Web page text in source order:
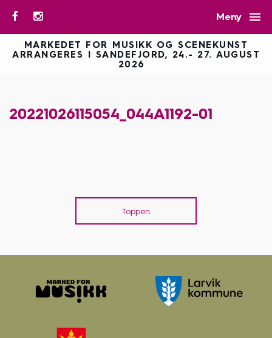
Meny 
MARKEDET FOR MUSIKK OG SCENEKUNST
ARRANGERES I SANDEFJORD, 24.- 27. AUGUST
2026
20221026115054_044A1192-01
Toppen